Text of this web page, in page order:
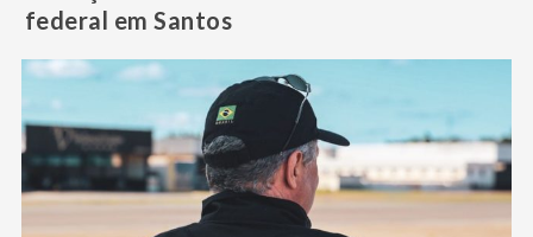
federal em Santos